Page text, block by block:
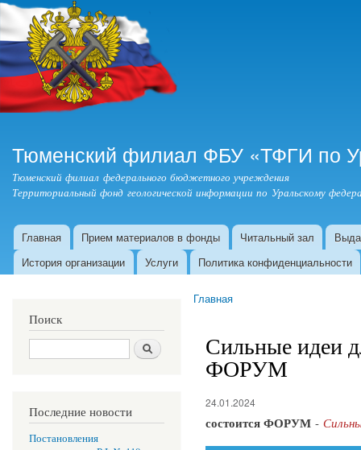
Тюменский филиал ФБУ «ТФГИ по
Тюменский филиал федерального бюджетного учреждения
Территориальный фонд геологической информации по Уральскому
Главное меню
Главная Прием материалов в фонды Читальный зал
История организации
Услуги Политика конфиденциальности
Поиск
Поиск
Последние новости
Постановления
Главная
Сильные идеи
ФОРУМ
24.01.2024
состоится ФОРУМ -